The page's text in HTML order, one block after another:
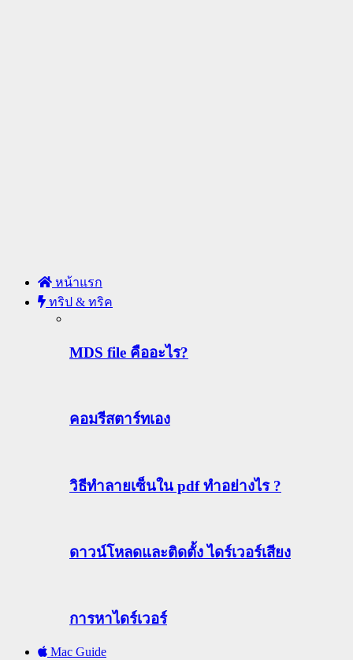
หน้าแรก
ทริป & ทริค
MDS file คืออะไร?
คอมรีสตาร์ทเอง
วิธีทําลายเซ็นใน pdf ทำอย่างไร ?
ดาวน์โหลดและติดตั้ง ไดร์เวอร์เสียง
การหาไดร์เวอร์
Mac Guide